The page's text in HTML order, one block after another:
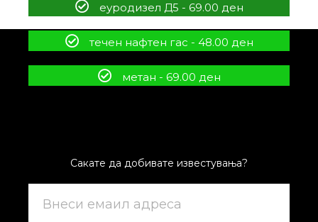
еуродизел Д5 - 69.00 ден
течен нафтен гас - 48.00 ден
метан - 69.00 ден
Сакате да добивате известувања?